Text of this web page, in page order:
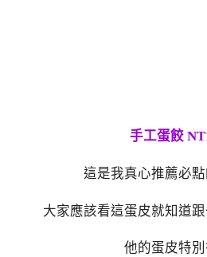
手工蛋餃
這是我真心推薦必點
大家應該看這蛋皮就知道
他的蛋皮特別